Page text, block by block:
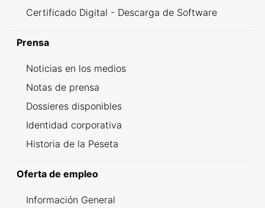
Certificado Digital - Descarga de Software
Prensa
Noticias en los medios
Notas de prensa
Dossieres disponibles
Identidad corporativa
Historia de la Peseta
Oferta de empleo
Información General